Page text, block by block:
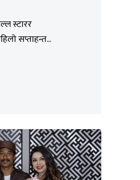
स्टारर
सप्ताहन्त...